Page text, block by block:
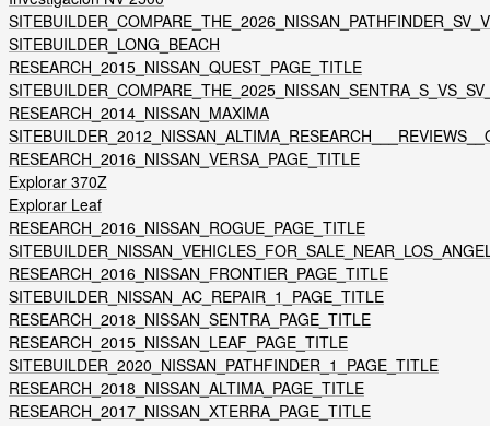
SITEBUILDER_LONG_BEACH
RESEARCH_2015_NISSAN_QUEST_PAGE_TITLE
RESEARCH_2014_NISSAN_MAXIMA
RESEARCH_2016_NISSAN_VERSA_PAGE_TITLE
Explorar 370Z
Explorar Leaf
RESEARCH_2016_NISSAN_ROGUE_PAGE_TITLE
RESEARCH_2016_NISSAN_FRONTIER_PAGE_TITLE
SITEBUILDER_NISSAN_AC_REPAIR_1_PAGE_TITLE
RESEARCH_2018_NISSAN_SENTRA_PAGE_TITLE
RESEARCH_2015_NISSAN_LEAF_PAGE_TITLE
SITEBUILDER_2020_NISSAN_PATHFINDER_1_PAGE_TITLE
RESEARCH_2018_NISSAN_ALTIMA_PAGE_TITLE
RESEARCH_2017_NISSAN_XTERRA_PAGE_TITLE